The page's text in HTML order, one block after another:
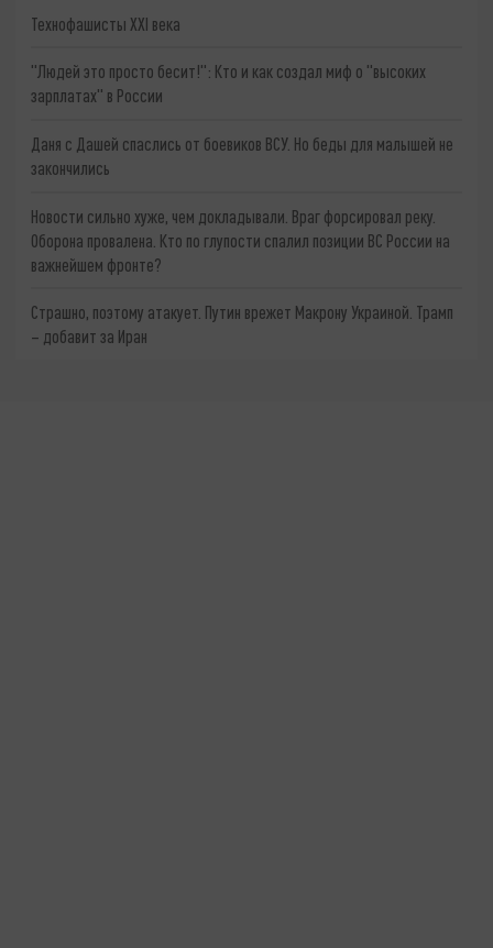
Технофашисты XXI века
"Людей это просто бесит!": Кто и как создал миф о "высоких
зарплатах" в России
Даня с Дашей спаслись от боевиков ВСУ. Но беды для малышей не
закончились
Новости сильно хуже, чем докладывали. Враг форсировал реку.
Оборона провалена. Кто по глупости спалил позиции ВС России на
важнейшем фронте?
Страшно, поэтому атакует. Путин врежет Макрону Украиной. Трамп
– добавит за Иран